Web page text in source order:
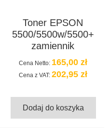
Toner EPSON
5500/5500w/5500+
zamiennik
Cena Netto: 165,00 zł
Cena z VAT: 202,95 zł
Dodaj do koszyka